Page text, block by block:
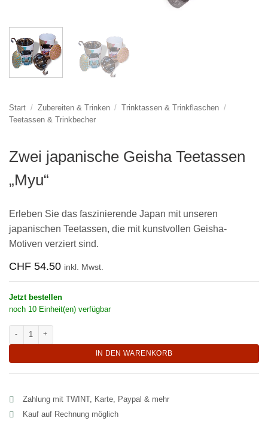
Start / Zubereiten & Trinken / Trinktassen & Trinkflaschen /
Teetassen & Trinkbecher
Zwei japanische Geisha Teetassen
„Myu“
Erleben Sie das faszinierende Japan mit unseren
japanischen Teetassen, die mit kunstvollen Geisha-
Motiven verziert sind.
CHF 54.50 inkl. Mwst.
Jetzt bestellen
noch 10 Einheit(en) verfügbar
Zwei japanische Geisha Teetassen "Myu" Menge
IN DEN WARENKORB
Zahlung mit TWINT, Karte, Paypal & mehr
Kauf auf Rechnung möglich